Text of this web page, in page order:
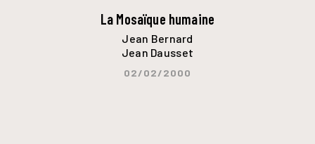
La Mosaïque humaine
Jean Bernard
Jean Dausset
02/02/2000